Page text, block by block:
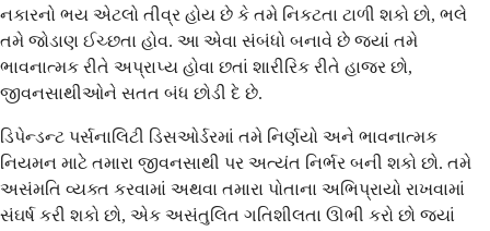
નકારનો ભય એટલો તીવ્ર હોય છે કે તમે નિકટતા ટાળી શકો છો, ભલે
તમે જોડાણ ઈચ્છતા હોવ. આ એવા સંબંધો બનાવે છે જ્યાં તમે
ભાવનાત્મક રીતે અપ્રાપ્ય હોવા છતાં શારીરિક રીતે હાજર છો,
જીવનસાથીઓને સતત બંધ છોડી દે છે.
ડિપેન્ડન્ટ પર્સનાલિટી ડિસઓર્ડરમાં તમે નિર્ણયો અને ભાવનાત્મક
નિયમન માટે તમારા જીવનસાથી પર અત્યંત નિર્ભર બની શકો છો. તમે
અસંમતિ વ્યક્ત કરવામાં અથવા તમારા પોતાના અભિપ્રાયો રાખવામાં
સંઘર્ષ કરી શકો છો, એક અસંતુલિત ગતિશીલતા ઊભી કરો છો જ્યાં